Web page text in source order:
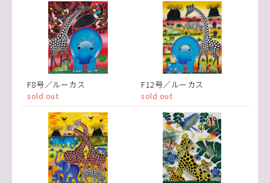
F8号／ルーカス
sold out
F12号／ルーカス
sold out